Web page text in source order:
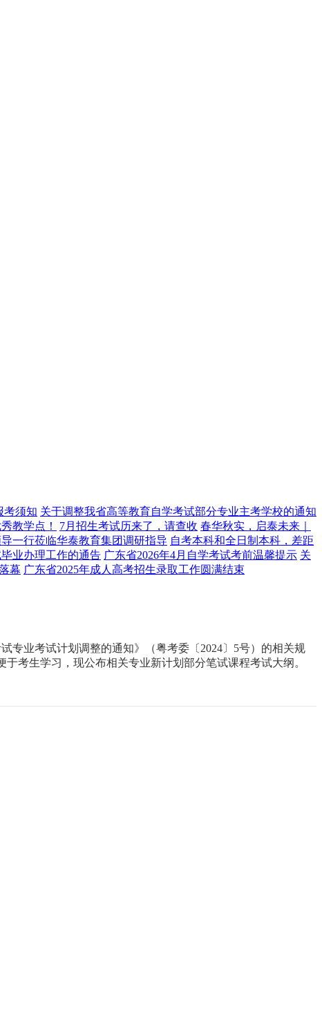
考须知 关于调整我省高等教育自学考试部分专业主考学校的通知
教学点！ 7月招生考试历来了，请查收 春华秋实，启泰未来｜
一行莅临华泰教育集团调研指导 自考本科和全日制本科，差距
业办理工作的通告 广东省2026年4月自学考试考前温馨提示 关
幕 广东省2025年成人高考招生录取工作圆满结束
专业考试计划调整的通知》（粤考委〔2024〕5号）的相关规
考生学习，现公布相关专业新计划部分笔试课程考试大纲。